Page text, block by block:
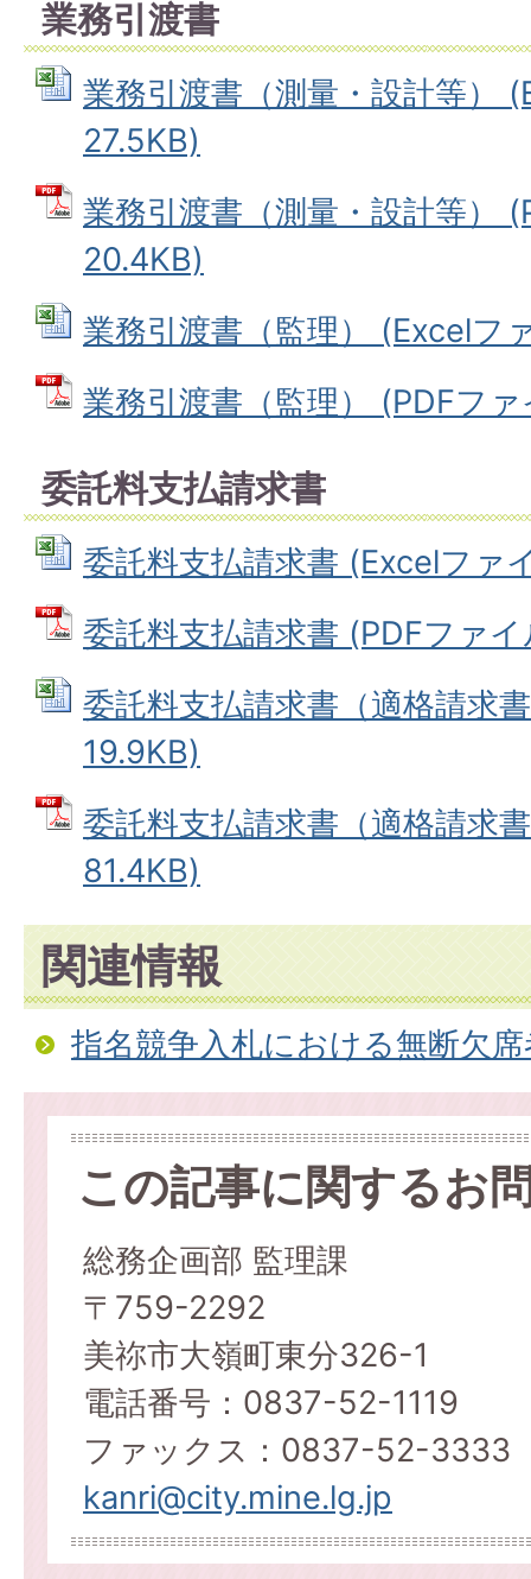
業務引渡書
業務引渡書（測量・設計等）
27.5KB)
業務引渡書（測量・設計等）
20.4KB)
業務引渡書（監理） (Excelフ
業務引渡書（監理） (PDFフ
委託料支払請求書
委託料支払請求書 (Excelファ
委託料支払請求書 (PDFファ
委託料支払請求書（適格請求
19.9KB)
委託料支払請求書（適格請求
81.4KB)
関連情報
指名競争入札における無断欠
この記事に関するお
総務企画部 監理課
〒759-2292
美祢市大嶺町東分326-1
電話番号：0837-52-1119
ファックス：0837-52-3333
kanri@city.mine.lg.jp